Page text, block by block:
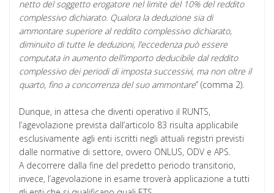
netto del soggetto erogatore nel limite del 10% del reddito
complessivo dichiarato. Qualora la deduzione sia di
ammontare superiore al reddito complessivo dichiarato,
diminuito di tutte le deduzioni, l’eccedenza può essere
computata in aumento dell’importo deducibile dal reddito
complessivo dei periodi di imposta successivi, ma non oltre il
quarto, fino a concorrenza del suo ammontare” (comma 2).
Dunque, in attesa che diventi operativo il RUNTS,
l’agevolazione prevista dall’articolo 83 risulta applicabile
esclusivamente agli enti iscritti negli attuali registri previsti
dalle normative di settore, ovvero ONLUS, ODV e APS.
A decorrere dalla fine del predetto periodo transitorio,
invece, l’agevolazione in esame troverà applicazione a tutti